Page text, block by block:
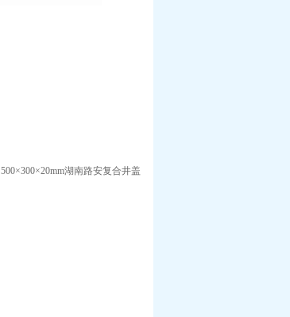
500×300×20mm湖南路安复合井盖